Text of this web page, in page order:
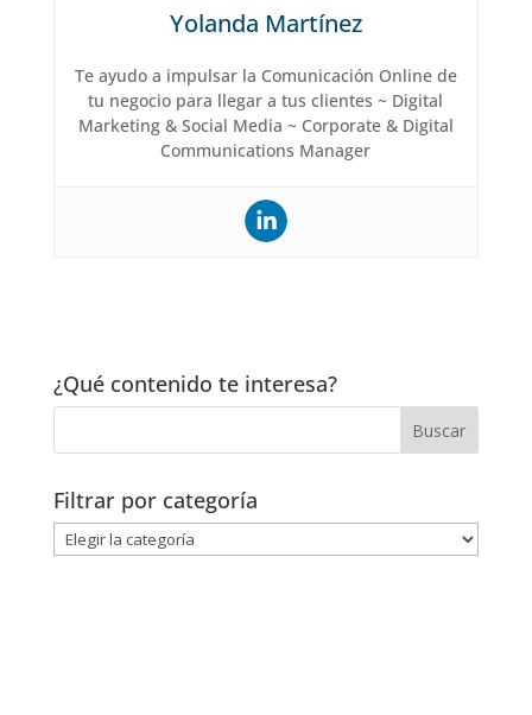
Yolanda Martínez
Te ayudo a impulsar la Comunicación Online de
tu negocio para llegar a tus clientes ~ Digital
Marketing & Social Media ~ Corporate & Digital
Communications Manager
¿Qué contenido te interesa?
Filtrar por categoría
Filtrar
por